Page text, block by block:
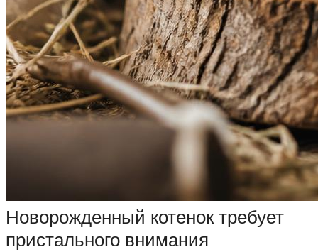
Новорожденный котенок требует
пристального внимания